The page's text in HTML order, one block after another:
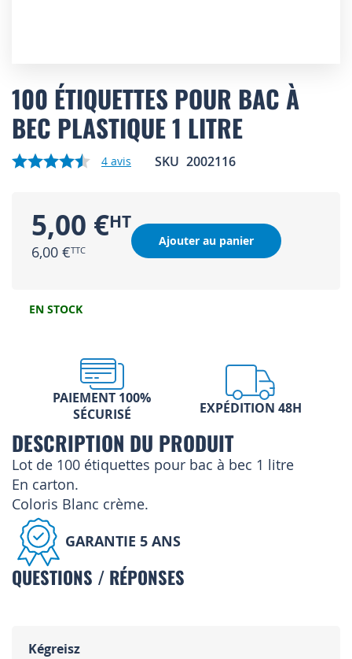
to
the
beginning
of
images
100 ÉTIQUETTES POUR BAC À
BEC PLASTIQUE 1 LITRE
4 avis SKU 2002116
5,00 €
6,00 €
Ajouter au panier
EN STOCK
PAIEMENT 100%
SÉCURISÉ
EXPÉDITION 48H
DESCRIPTION DU PRODUIT
Lot de 100 étiquettes pour bac à bec 1 litre
En carton.
Coloris Blanc crème.
GARANTIE 5 ANS
QUESTIONS / RÉPONSES
Kégreisz